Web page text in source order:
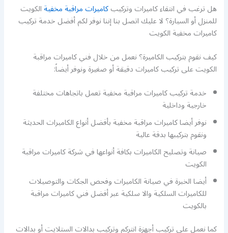
هل ترغب في انتقاء كاميرات وتركيبكاميرات مراقبة مخفيةالكويت
للمنزل أو السيارة؟ لا عليك اتصل بنا إننا نوفر لكم أفضل خدمة تركيب
كاميرات مخفية الكويت
كيف نقوم بتركيب الكاميرة؟ نعمل من خلال فني كاميرات مراقبة
الكويت على تركيب كاميرات دقيقة أو صغيرة ونوفر أيضاً:
خدمة تركيب كاميرات مراقبة مخفية تعمل باتجاهات مختلفة
خارجية وداخلية
نوفر أيضا كاميرات مراقبة مخفية بأفضل أنواع الكاميرات الحديثة
ونقوم بتركيبها بدقة عالية
صيانة وتصليح الكاميرات بكافة أنواعها في شركة كاميرات مراقبة
الكويت
أيضا الخبرة في صيانة الكاميرات وفحص الجكات والتوصيلات
للكاميرات السلكية والا سلكية عبر أفضل فني كاميرات مراقبة
بالكويت
كما نعمل على تركيب أجهزة انتركم وتركيب بدالات الستلايت أو بدالات